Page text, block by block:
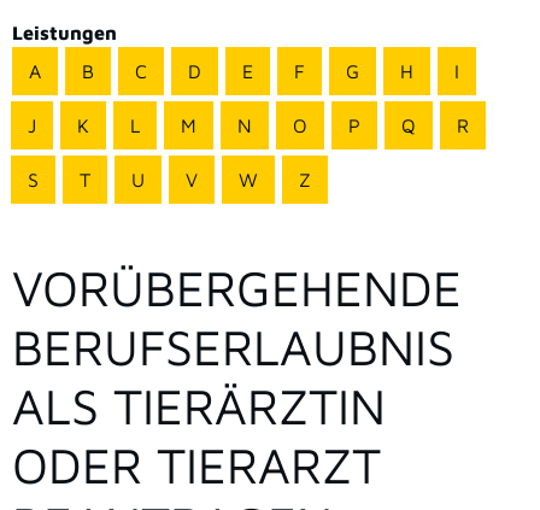
Leistungen
A
B C D E F G H I
J K L M N O P Q R
S T U V W Z
VORÜBERGEHENDE
BERUFSERLAUBNIS
ALS TIERÄRZTIN
ODER TIERARZT